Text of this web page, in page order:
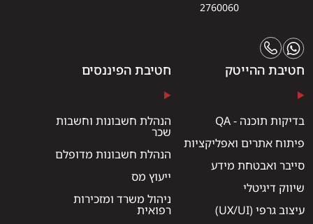
2760060
חטיבת ההייטק
בדיקות תוכנה - QA
פיתוח אתרים ואפליקציות
סייבר ואבטחת מידע
שיווק דיגיטלי
עיצוב גרפי (UX/UI)
חטיבת הפיננסים
הנהלת חשבונות וחשבות
שכר
הנהלת חשבונות מדופלם
ייעוץ מס
ניהול משרד ומזכירות
רפואית